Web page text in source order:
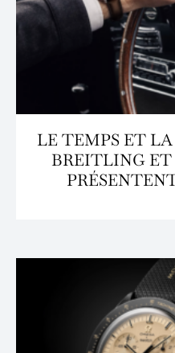
LE TEMPS ET
BREITLING